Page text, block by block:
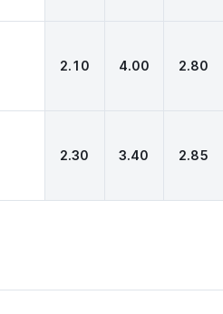
2.10 4.00 2.80
2.30 3.40 2.85